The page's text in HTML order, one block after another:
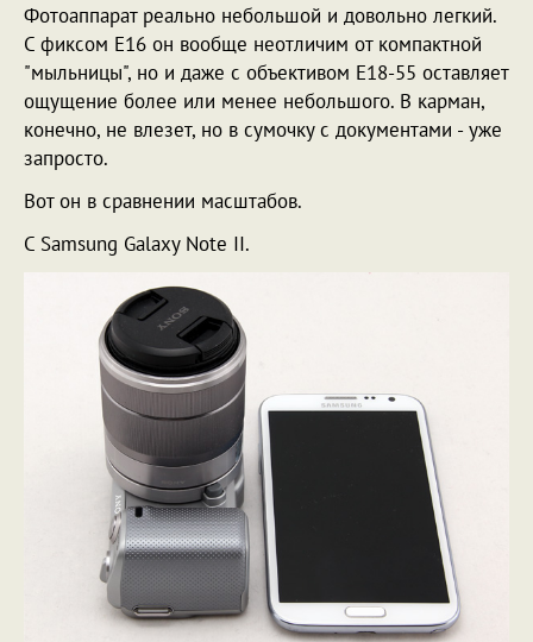
Фотоаппарат реально небольшой и довольно легкий.
С фиксом Е16 он вообще неотличим от компактной
"мыльницы", но и даже с объективом Е18-55 оставляет
ощущение более или менее небольшого. В карман,
конечно, не влезет, но в сумочку с документами - уже
запросто.
Вот он в сравнении масштабов.
С Samsung Galaxy Note II.